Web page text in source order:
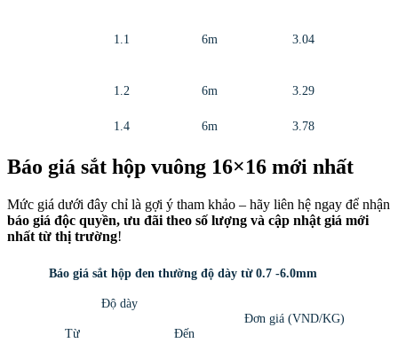
1.1 6m 3.04
1.2 6m 3.29
1.4 6m 3.78
Báo giá sắt hộp vuông 16×16 mới nhất
Mức giá dưới đây chỉ là gợi ý tham khảo – hãy liên hệ ngay để nhận
báo giá độc quyền, ưu đãi theo số lượng và cập nhật giá mới
nhất từ thị trường!
Báo giá sắt hộp đen thường độ dày từ 0.7 -6.0mm
Độ dày
Đơn giá (VND/KG)
Từ
Đến